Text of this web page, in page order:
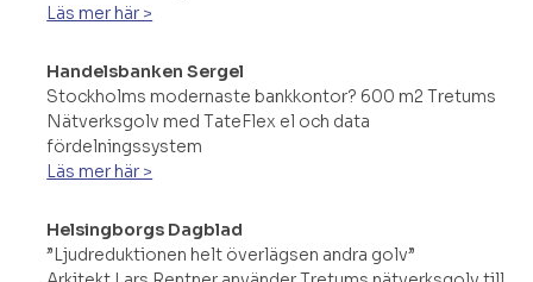
Läs mer här >
Handelsbanken Sergel
Stockholms modernaste bankkontor? 600 m2 Tretums
Nätverksgolv med TateFlex el och data
fördelningssystem
Läs mer här >
Helsingborgs Dagblad
”Ljudreduktionen helt överlägsen andra golv”